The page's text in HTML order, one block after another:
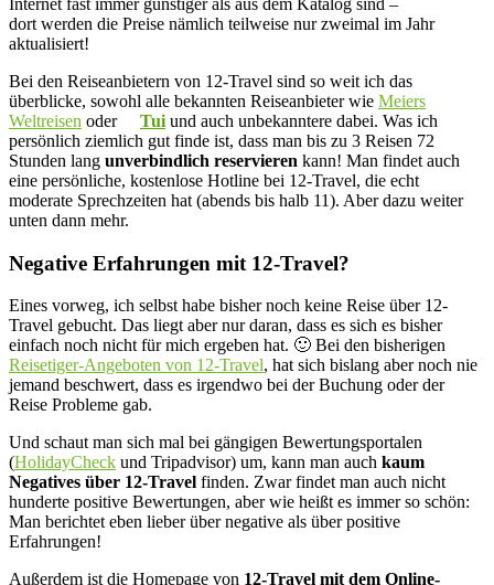
Internet fast immer günstiger als aus dem Katalog sind –
dort werden die Preise nämlich teilweise nur zweimal im Jahr
aktualisiert!
Bei den Reiseanbietern von 12-Travel sind so weit ich das
überblicke, sowohl alle bekannten Reiseanbieter wie Meiers
Weltreisen oder Tui und auch unbekanntere dabei. Was ich
persönlich ziemlich gut finde ist, dass man bis zu 3 Reisen 72
Stunden lang unverbindlich reservieren kann! Man findet auch
eine persönliche, kostenlose Hotline bei 12-Travel, die echt
moderate Sprechzeiten hat (abends bis halb 11). Aber dazu weiter
unten dann mehr.
Negative Erfahrungen mit 12-Travel?
Eines vorweg, ich selbst habe bisher noch keine Reise über 12-
Travel gebucht. Das liegt aber nur daran, dass es sich es bisher
einfach noch nicht für mich ergeben hat. 🙂 Bei den bisherigen
Reisetiger-Angeboten von 12-Travel, hat sich bislang aber noch nie
jemand beschwert, dass es irgendwo bei der Buchung oder der
Reise Probleme gab.
Und schaut man sich mal bei gängigen Bewertungsportalen
(HolidayCheck und Tripadvisor) um, kann man auch kaum
Negatives über 12-Travel finden. Zwar findet man auch nicht
hunderte positive Bewertungen, aber wie heißt es immer so schön:
Man berichtet eben lieber über negative als über positive
Erfahrungen!
Außerdem ist die Homepage von 12-Travel mit dem Online-